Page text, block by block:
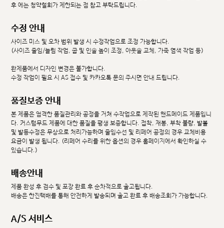
후 에는 청약철회가 제한되는 점 참고 부탁드립니다.
수정 안내
사이즈 미스 및 오차 범위 발생 시 수정작업으로 조정 가능합니다.
(사이즈 줄임/늘림 작업, 굽 및 인솔 높이 조정, 아웃솔 교체, 가죽 염색 작업 등)
완제품에서 디자인 변경은 불가합니다.
수정 작업이 필요 시 AS 접수 및 카카오톡 문의 주시면 안내 드립니다.
품질보증 안내
본 제품은 엄격한 품질관리와 공정을 거쳐 수작업으로 제작된 핸드메이드 제품입니
다. 커스텀무드 제품에 대한 품질을 평생 보증합니다. 접착, 재봉, 부착 불량, 발볼
및 발등수정은 무상으로 처리가능하며 줄임수선 및 리페어 공정의 경우 교체비용
요금이 발생 됩니다. (리페어 수리를 위한 옵션의 경우 홈페이지에서 확인하실 수
있습니다.)
배송안내
제품 완성 후 검수 및 포장 완료 후 순차적으로 출고됩니다.
배송은 한진택배를 통해 안전하게 발송되며 출고 완료 후 배송조회가 가능합니다.
A/S 서비스